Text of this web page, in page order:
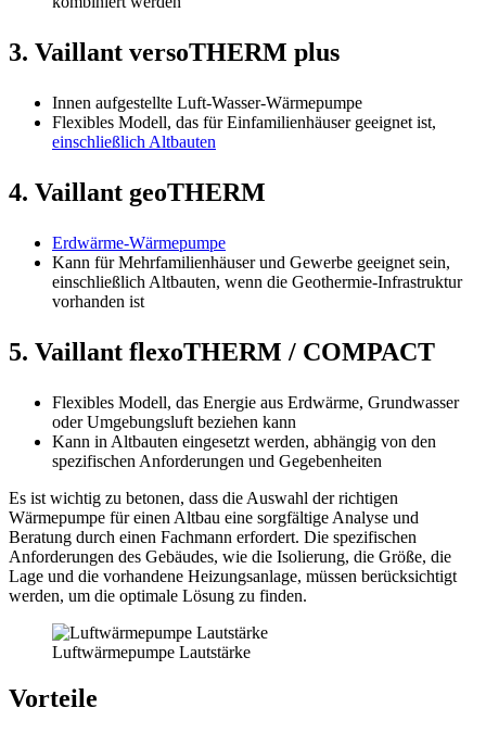
3. Vaillant versoTHERM plus
Innen aufgestellte Luft-Wasser-Wärmepumpe
Flexibles Modell, das für Einfamilienhäuser geeignet ist,
einschließlich Altbauten
4. Vaillant geoTHERM
Erdwärme-Wärmepumpe
Kann für Mehrfamilienhäuser und Gewerbe geeignet sein,
einschließlich Altbauten, wenn die Geothermie-Infrastruktur
vorhanden ist
5. Vaillant flexoTHERM / COMPACT
Flexibles Modell, das Energie aus Erdwärme, Grundwasser
oder Umgebungsluft beziehen kann
Kann in Altbauten eingesetzt werden, abhängig von den
spezifischen Anforderungen und Gegebenheiten
Es ist wichtig zu betonen, dass die Auswahl der richtigen
Wärmepumpe für einen Altbau eine sorgfältige Analyse und
Beratung durch einen Fachmann erfordert. Die spezifischen
Anforderungen des Gebäudes, wie die Isolierung, die Größe, die
Lage und die vorhandene Heizungsanlage, müssen berücksichtigt
werden, um die optimale Lösung zu finden.
Luftwärmepumpe Lautstärke
Vorteile